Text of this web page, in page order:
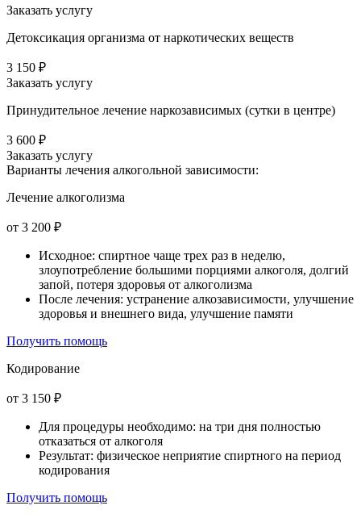
Заказать услугу
Детоксикация организма от наркотических веществ
3 150 ₽
Заказать услугу
Принудительное лечение наркозависимых (сутки в центре)
3 600 ₽
Заказать услугу
Варианты лечения алкогольной зависимости:
Лечение алкоголизма
от 3 200 ₽
Исходное: спиртное чаще трех раз в неделю,
злоупотребление большими порциями алкоголя, долгий
запой, потеря здоровья от алкоголизма
После лечения: устранение алкозависимости, улучшение
здоровья и внешнего вида, улучшение памяти
Получить помощь
Кодирование
от 3 150 ₽
Для процедуры необходимо: на три дня полностью
отказаться от алкоголя
Результат: физическое неприятие спиртного на период
кодирования
Получить помощь